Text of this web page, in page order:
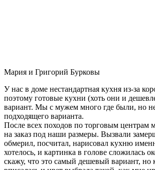
Мария и Григорий Бурковы
У нас в доме нестандартная кухня из-за
поэтому готовые кухни (хоть они и
вариант. Мы с мужем много где были, но
подходящего варианта.
После всех походов по торговым центрам
на заказ под наши размеры. Вызвали
обмерил, посчитал, нарисовал кухню
хотелось, и картинка в голове сложилась
скажу, что это самый дешевый вариант, но